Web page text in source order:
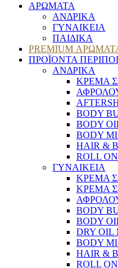
ΑΡΩΜΑΤΑ
ΑΝΔΡΙΚΑ
ΓΥΝΑΙΚΕΙΑ
ΠΑΙΔΙΚΑ
PREMIUM
ΠΡΟΪΟΝΤΑ
ΑΝΔΡΙΚΑ
ΚΡΕΜΑ
BODY
BODY
BODY
HAIR &
ROLL ON
ΓΥΝΑΙΚΕΙΑ
ΚΡΕΜΑ
ΚΡΕΜΑ
BODY
BODY
DRY OIL
BODY
HAIR &
ROLL ON